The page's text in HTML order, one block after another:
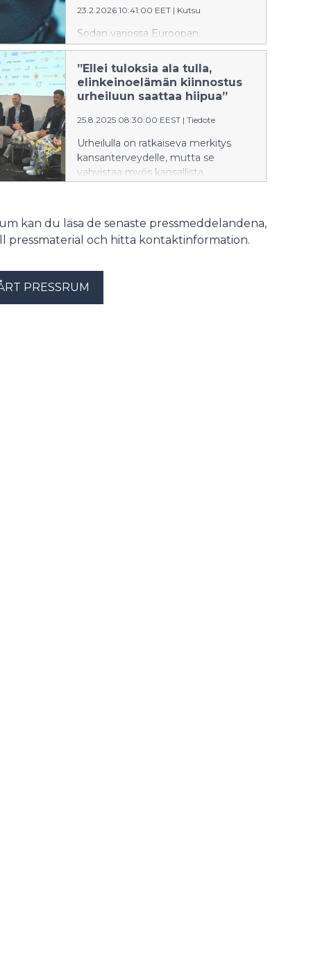
23.2.2026 10:41:00 EET | Kutsu
Sodan varjossa Euroopan
puolustusmarkkinat kasvavat
voimakkaasti – miten suomalaiset ja
ruotsalaiset yritykset voivat pärjätä
kilpailussa? Tervetuloa huipputason
seminaariin, jossa puhuvat muun
muassa puolustusministeri Antti
Johnny Sjöström.
”Ellei tuloksia ala tulla,
elinkeinoelämän kiinnostus
urheiluun saattaa hiipua”
25.8.2025 08:30:00 EEST | Tiedote
Urheilulla on ratkaiseva merkitys
kansanterveydelle, mutta se
vahvistaa myös kansallista
urheilu jatkossakin vetäisi puoleensa
sekä harrastajia että yleisöä,
kiinnostuksen on säilyttävä – ja tässä
Uusien huippujen kasvattaminen
edellyttää osaavia valmentajia,
selkeitä ja toimivia organisaatioita
kan du läsa de senaste pressmeddelandena,
pressmaterial och hitta kontaktinformation.
PRESSRUM